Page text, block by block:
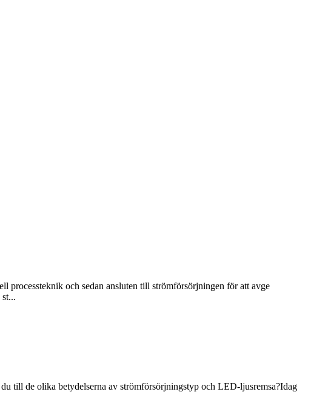
processteknik och sedan ansluten till strömförsörjningen för att avge
till de olika betydelserna av strömförsörjningstyp och LED-ljusremsa?Idag